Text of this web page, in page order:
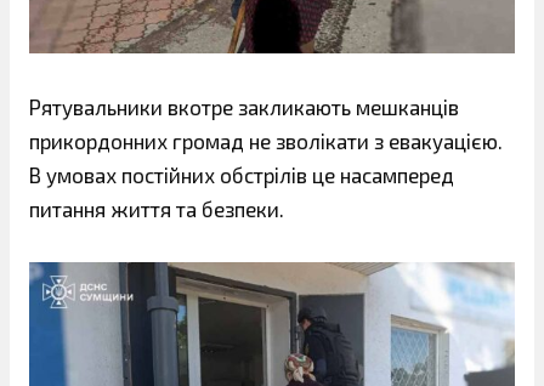
Рятувальники вкотре закликають мешканців
прикордонних громад не зволікати з евакуацією.
В умовах постійних обстрілів це насамперед
питання життя та безпеки.